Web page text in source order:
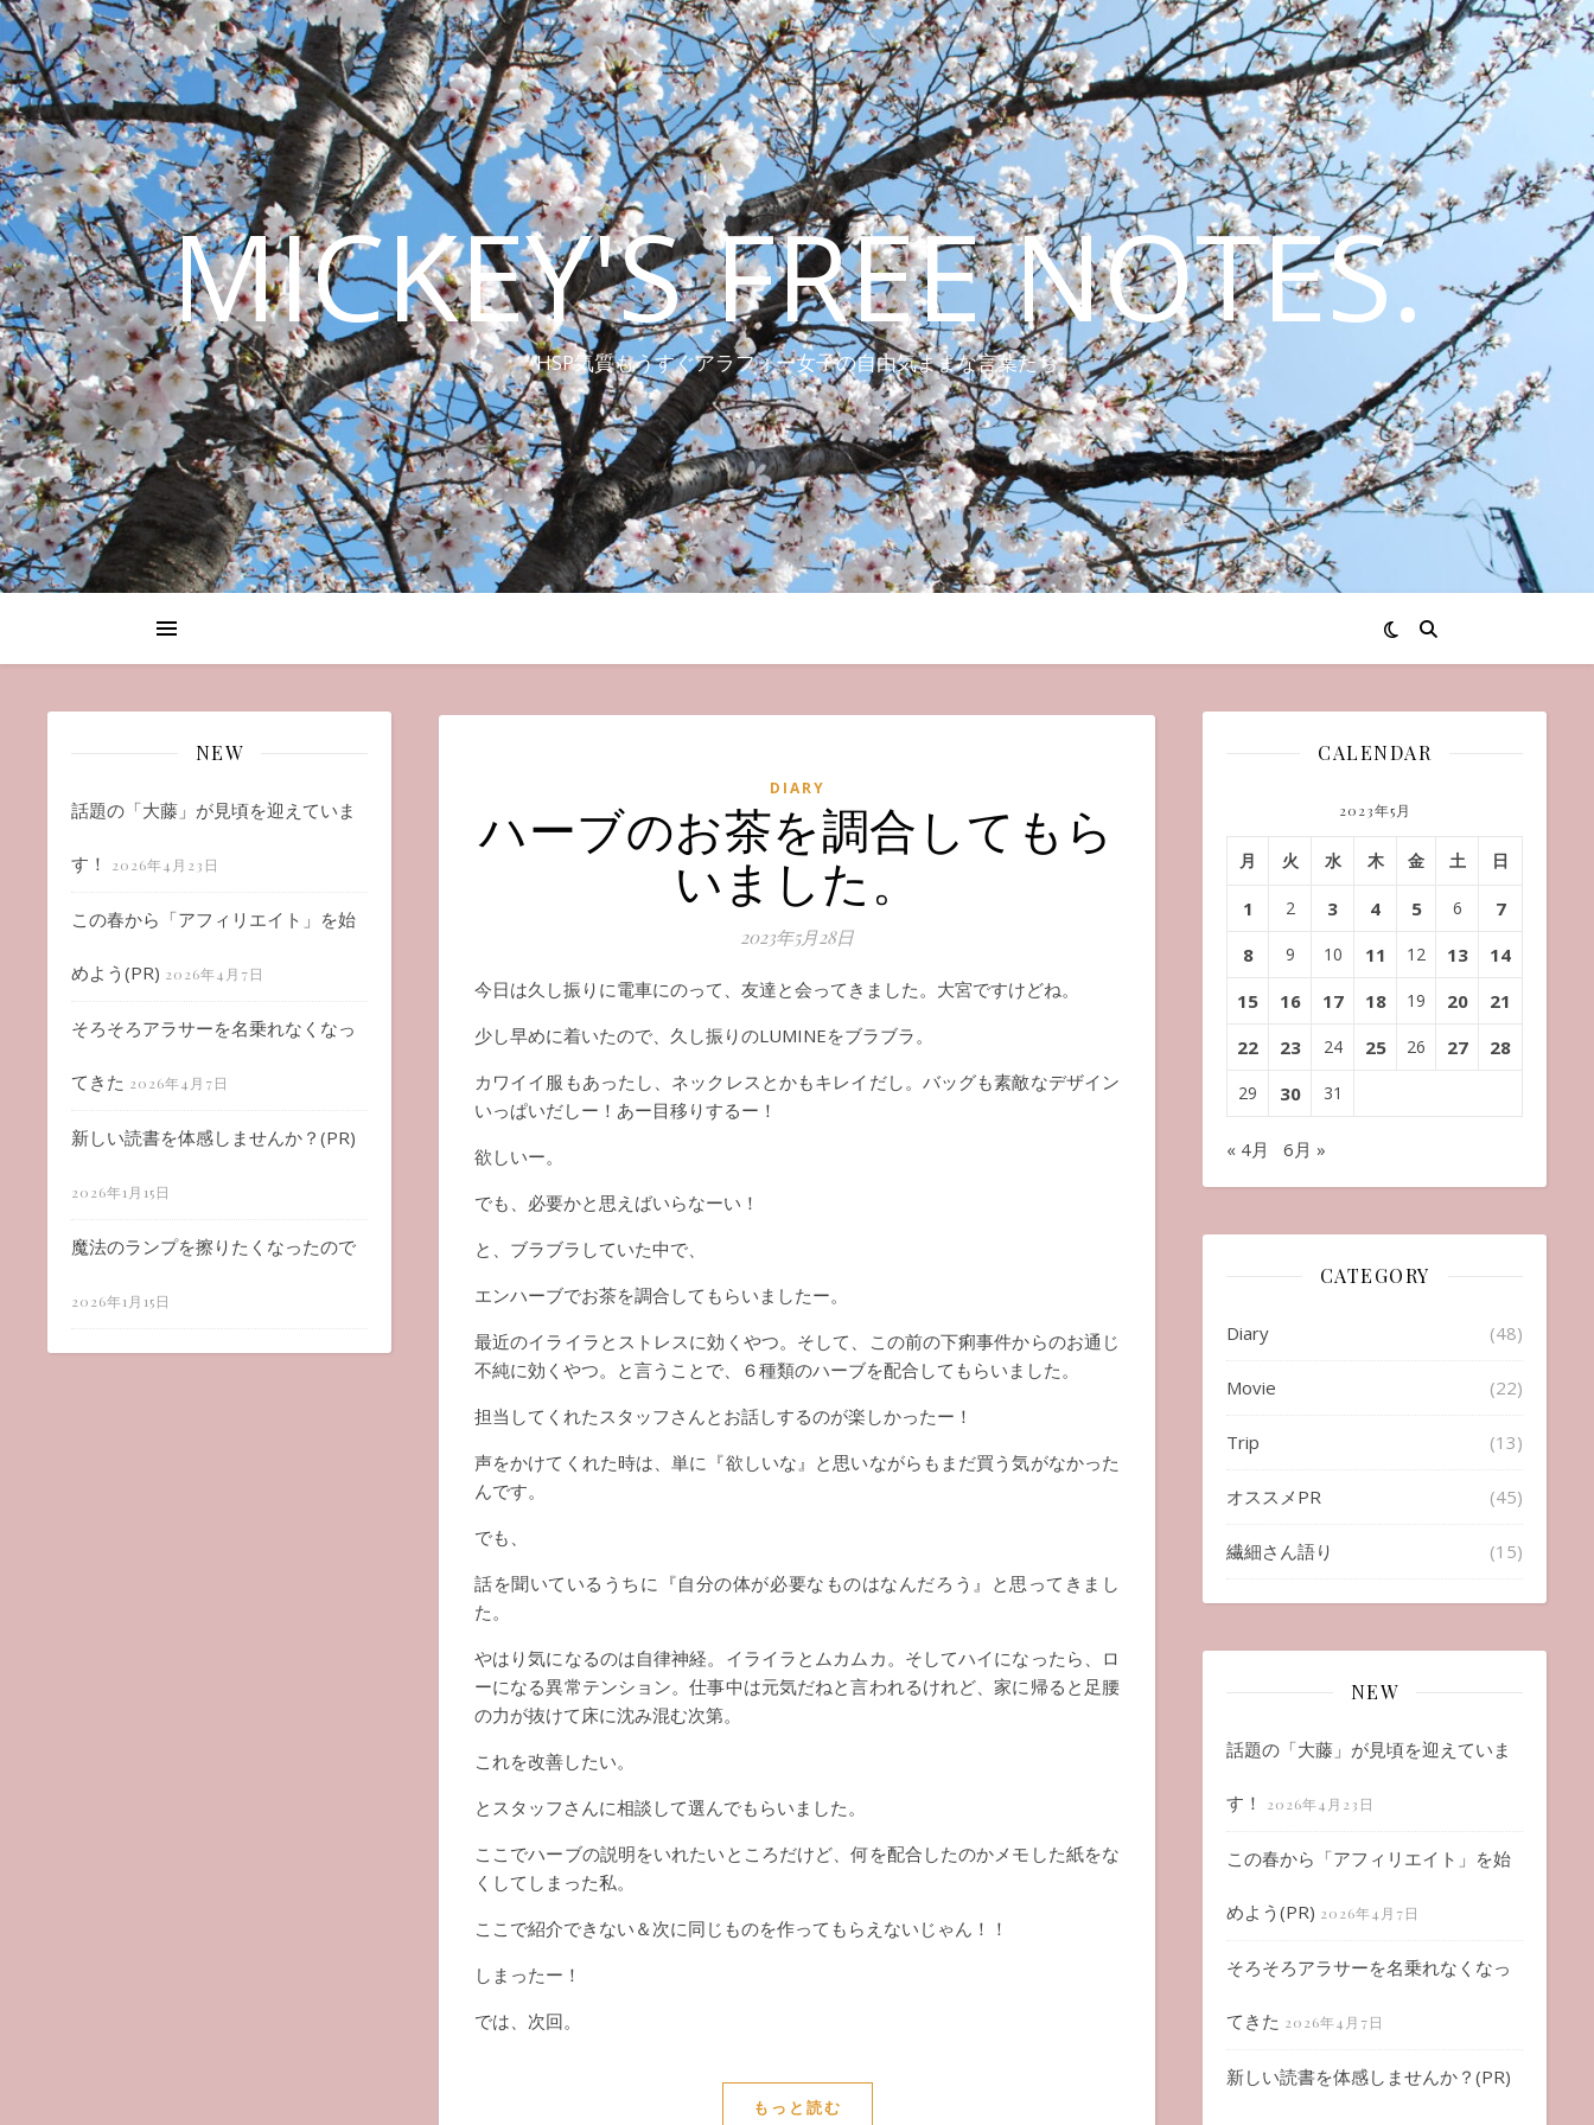
MICKEY'S FREE NOTES.
HSP気質もうすぐアラフォー女子の自由気ままな言葉たち
NEW
話題の「大藤」が見頃を迎えていま
す！ 2026年4月23日
この春から「アフィリエイト」を始
めよう(PR) 2026年4月7日
そろそろアラサーを名乗れなくなっ
てきた 2026年4月7日
新しい読書を体感しませんか？(PR)
2026年1月15日
魔法のランプを擦りたくなったので
2026年1月15日
DIARY
ハーブのお茶を調合してもら
いました。
2023年5月28日
今日は久し振りに電車にのって、友達と会ってきました。大宮ですけどね。
少し早めに着いたので、久し振りのLUMINEをブラブラ。
カワイイ服もあったし、ネックレスとかもキレイだし。バッグも素敵なデザイン
いっぱいだしー！あー目移りするー！
欲しいー。
でも、必要かと思えばいらなーい！
と、ブラブラしていた中で、
エンハーブでお茶を調合してもらいましたー。
最近のイライラとストレスに効くやつ。そして、この前の下痢事件からのお通じ
不純に効くやつ。と言うことで、６種類のハーブを配合してもらいました。
担当してくれたスタッフさんとお話しするのが楽しかったー！
声をかけてくれた時は、単に『欲しいな』と思いながらもまだ買う気がなかった
んです。
でも、
話を聞いているうちに『自分の体が必要なものはなんだろう』と思ってきまし
た。
やはり気になるのは自律神経。イライラとムカムカ。そしてハイになったら、ロ
ーになる異常テンション。仕事中は元気だねと言われるけれど、家に帰ると足腰
の力が抜けて床に沈み混む次第。
これを改善したい。
とスタッフさんに相談して選んでもらいました。
ここでハーブの説明をいれたいところだけど、何を配合したのかメモした紙をな
くしてしまった私。
ここで紹介できない＆次に同じものを作ってもらえないじゃん！！
しまったー！
では、次回。
もっと読む
CALENDAR
2023年5月
月 火 水 木 金 土 日
1 2 3 4 5 6
7
8
9 10 11 12 13
14
15
16 17 18 19 20
21
22
23 24 25 26 27 28
29 30 31
« 4月 6月 »
CATEGORY
Diary (48)
Movie (22)
Trip (13)
オススメPR (45)
繊細さん語り (15)
NEW
話題の「大藤」が見頃を迎えていま
す！ 2026年4月23日
この春から「アフィリエイト」を始
めよう(PR) 2026年4月7日
そろそろアラサーを名乗れなくなっ
てきた 2026年4月7日
新しい読書を体感しませんか？(PR)